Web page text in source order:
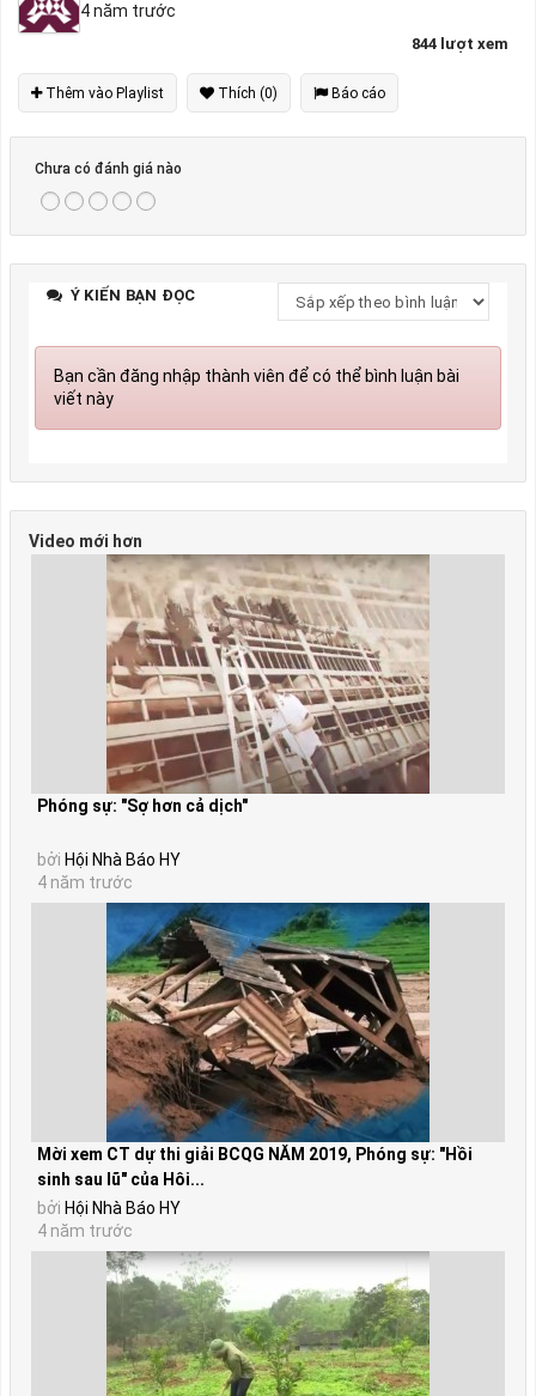
4 năm trước
844 lượt xem
Thêm vào Playlist Thích (0) Báo cáo
Chưa có đánh giá nào
Ý KIẾN BẠN ĐỌC
Bạn cần đăng nhập thành viên để có thể bình luận bài
viết này
Video mới hơn
Phóng sự: "Sợ hơn cả dịch"
bởi Hội Nhà Báo HY
4 năm trước
Mời xem CT dự thi giải BCQG NĂM 2019, Phóng sự: "Hồi
sinh sau lũ" của Hôi...
bởi Hội Nhà Báo HY
4 năm trước